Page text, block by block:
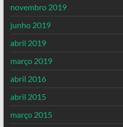
novembro 2019
junho 2019
abril 2019
março 2019
abril 2016
abril 2015
março 2015